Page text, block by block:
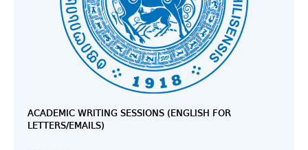
ACADEMIC WRITING SESSIONS (ENGLISH FOR
LETTERS/EMAILS)